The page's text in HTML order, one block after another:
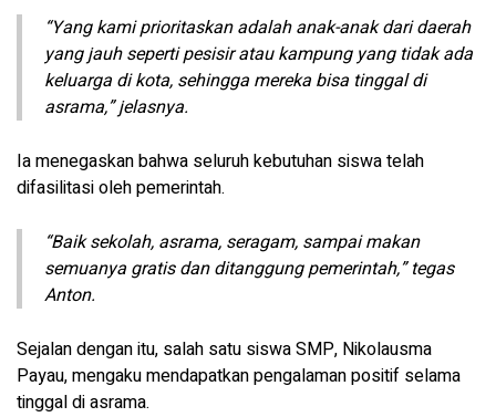
“Yang kami prioritaskan adalah anak-anak dari daerah
yang jauh seperti pesisir atau kampung yang tidak ada
keluarga di kota, sehingga mereka bisa tinggal di
asrama,” jelasnya.
Ia menegaskan bahwa seluruh kebutuhan siswa telah
difasilitasi oleh pemerintah.
“Baik sekolah, asrama, seragam, sampai makan
semuanya gratis dan ditanggung pemerintah,” tegas
Anton.
Sejalan dengan itu, salah satu siswa SMP, Nikolausma
Payau, mengaku mendapatkan pengalaman positif selama
tinggal di asrama.